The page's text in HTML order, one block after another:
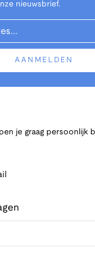
nieuwsbrief.
AANMELDEN
je graag persoonlijk